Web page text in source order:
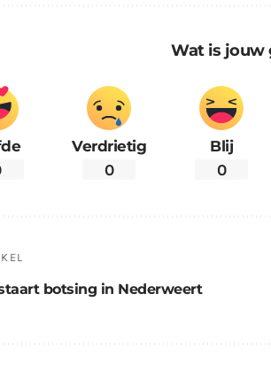
Wat is jouw
Verdrietig
0
Blij
0
botsing in Nederweert